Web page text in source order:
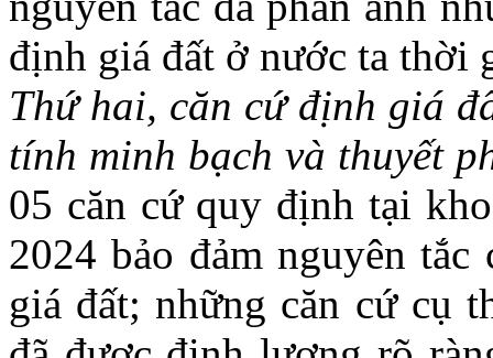
định giá đất ở nước ta thời
Thứ hai, căn cứ định giá
tính minh bạch và thuyết
05 căn cứ quy định tại
2024 bảo đảm nguyên
giá đất; những căn cứ cụ